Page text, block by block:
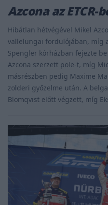
Azcona az
Hibátlan hétvégével Mikel
vallelungai fordulójában, míg
Spengler kórházban fejezte
Azcona szerzett pole-t, míg
másrészben pedig Maxime
zolderi győzelme után. A
Blomqvist előtt végzett, míg